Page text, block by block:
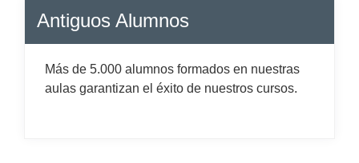
Antiguos Alumnos
Más de 5.000 alumnos formados en nuestras
aulas garantizan el éxito de nuestros cursos.